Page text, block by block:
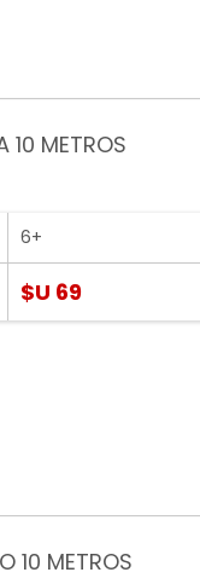
10 METROS
6+
$U 69
10 METROS